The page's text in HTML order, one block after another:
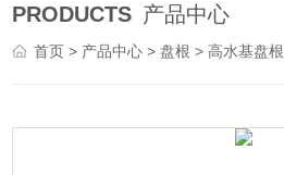
PRODUCTS 产品中心
首页 > 产品中心 > 盘根 >高水基盘根